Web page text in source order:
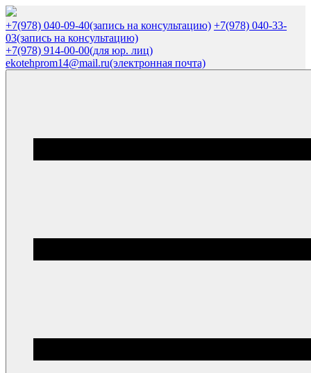
+7(978) 040-09-40(запись на консультацию) +7(978) 040-33-
03(запись на консультацию)
+7(978) 914-00-00(для юр. лиц)
ekotehprom14@mail.ru(электронная почта)